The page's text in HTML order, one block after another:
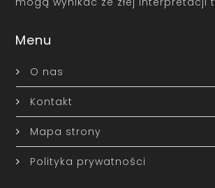
Menu
O nas
Kontakt
Mapa strony
Polityka prywatności